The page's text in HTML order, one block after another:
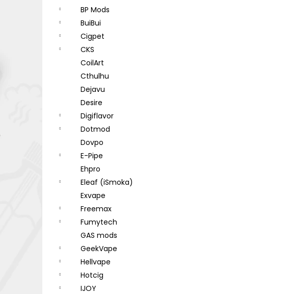
BP Mods
BuiBui
Cigpet
CKS
CoilArt
Cthulhu
Dejavu
Desire
Digiflavor
Dotmod
Dovpo
E-Pipe
Ehpro
Eleaf (iSmoka)
Exvape
Freemax
Fumytech
GAS mods
GeekVape
Hellvape
Hotcig
IJOY